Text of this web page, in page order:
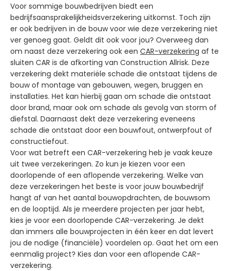
Voor sommige bouwbedrijven biedt een
bedrijfsaansprakelijkheidsverzekering uitkomst. Toch zijn
er ook bedrijven in de bouw voor wie deze verzekering niet
ver genoeg gaat. Geldt dit ook voor jou? Overweeg dan
om naast deze verzekering ook een CAR-verzekering af te
sluiten CAR is de afkorting van Construction Allrisk. Deze
verzekering dekt materiële schade die ontstaat tijdens de
bouw of montage van gebouwen, wegen, bruggen en
installaties. Het kan hierbij gaan om schade die ontstaat
door brand, maar ook om schade als gevolg van storm of
diefstal. Daarnaast dekt deze verzekering eveneens
schade die ontstaat door een bouwfout, ontwerpfout of
constructiefout.
Voor wat betreft een CAR-verzekering heb je vaak keuze
uit twee verzekeringen. Zo kun je kiezen voor een
doorlopende of een aflopende verzekering. Welke van
deze verzekeringen het beste is voor jouw bouwbedrijf
hangt af van het aantal bouwopdrachten, de bouwsom
en de looptijd. Als je meerdere projecten per jaar hebt,
kies je voor een doorlopende CAR-verzekering. Je dekt
dan immers alle bouwprojecten in één keer en dat levert
jou de nodige (financiële) voordelen op. Gaat het om een
eenmalig project? Kies dan voor een aflopende CAR-
verzekering.